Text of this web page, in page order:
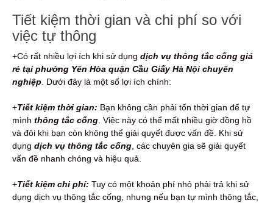
Tiết kiệm thời gian và chi phí so với
việc tự thông
+Có rất nhiều lợi ích khi sử dụng dịch vụ thông tắc cống giá
rẻ tại phường Yên Hòa quận Cầu Giấy Hà Nội chuyên
nghiệp. Dưới đây là một số lợi ích chính:
+Tiết kiệm thời gian: Bạn không cần phải tốn thời gian để tự
mình thông tắc cống. Việc này có thể mất nhiều giờ đồng hồ
và đôi khi bạn còn không thể giải quyết được vấn đề. Khi sử
dụng dịch vụ thông tắc cống, các chuyên gia sẽ giải quyết
vấn đề nhanh chóng và hiệu quả.
+Tiết kiệm chi phí: Tuy có một khoản phí nhỏ phải trả khi sử
dụng dịch vụ thông tắc cống, nhưng nếu bạn tự mình thông tắc,